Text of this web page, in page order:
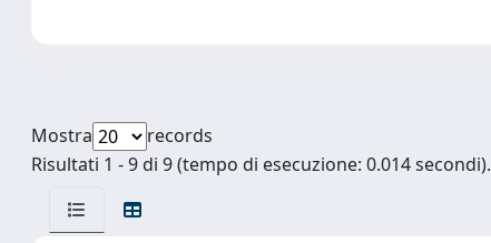
Mostra
records
Risultati 1 - 9 di 9 (tempo di esecuzione: 0.014 secondi).